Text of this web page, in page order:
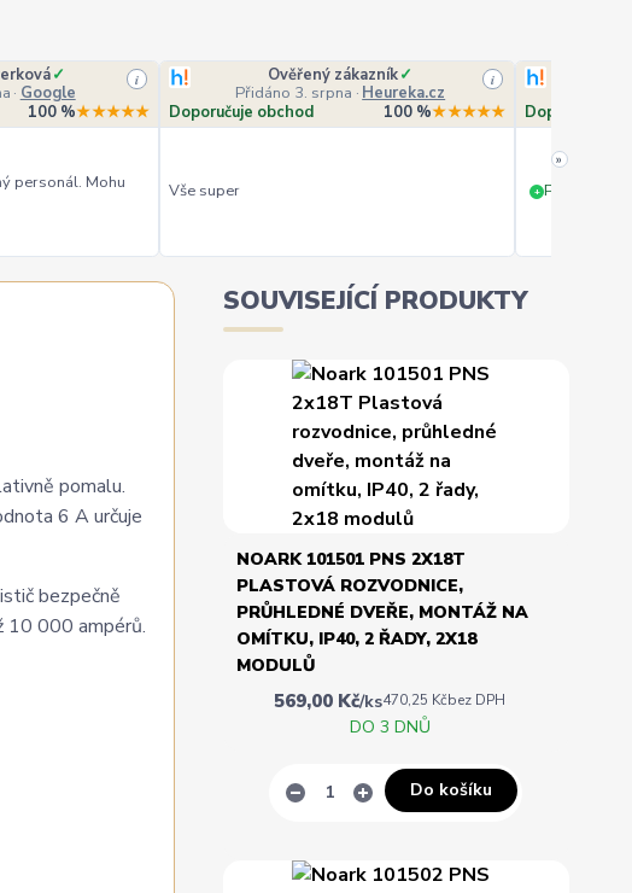
✓
· Google
i
100 %★★★★★
personál. Mohu
Ověřený zákazník✓
Přidáno 3. srpna · Heureka.cz
i
Doporučuje obchod 100 %★★★★★
Vše super
Doporučuje
+ PERFEKTNÍ
»
pomalu.
6 A určuje
bezpečně
10 000 ampérů.
SOUVISEJÍCÍ PRODUKTY
NOARK 101501 PNS 2X18T
PLASTOVÁ ROZVODNICE,
PRŮHLEDNÉ DVEŘE, MONTÁŽ NA
OMÍTKU, IP40, 2 ŘADY, 2X18
MODULŮ
569,00 Kč/ks470,25 Kčbez DPH
DO 3 DNŮ
Do košíku